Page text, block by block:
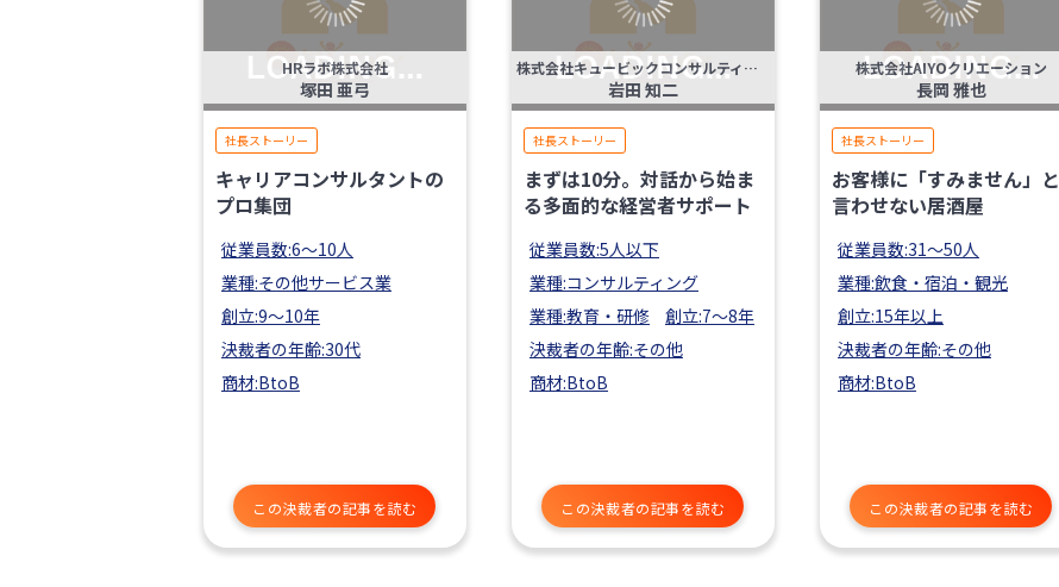
HRラボ株式会社
塚田 亜弓
社長ストーリー
キャリアコンサルタントの
プロ集団
従業員数:6～10人
業種:その他サービス業
創立:9〜10年
決裁者の年齢:30代
商材:BtoB
この決裁者の記事を読む
株式会社キュービックコンサルティング
岩田 知二
社長ストーリー
まずは10分。対話から始ま
る多面的な経営者サポート
従業員数:5人以下
業種:コンサルティング
業種:教育・研修
創立:7〜8年
決裁者の年齢:その他
商材:BtoB
この決裁者の記事を読む
株式会社AIYOクリエーション
長岡 雅也
社長ストーリー
お客様に「すみません」と
言わせない居酒屋
従業員数:31〜50人
業種:飲食・宿泊・観光
創立:15年以上
決裁者の年齢:その他
商材:BtoB
この決裁者の記事を読む